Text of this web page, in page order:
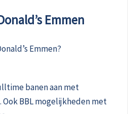
Emmen
Emmen?
banen aan met
BBL mogelijkheden met